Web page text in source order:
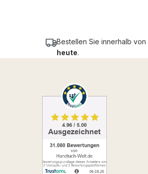
Bestellen Sie innerhalb von
heute.